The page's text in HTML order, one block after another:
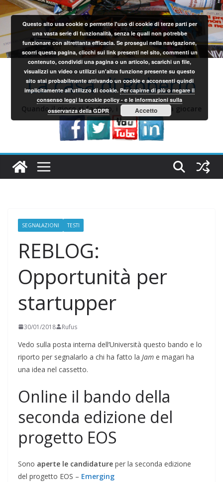
Salta
al
contenuto
La casa di Roberto
Quando il gioco si fa duro, i sardi iniziano a giocare
SEGNALAZIONI TESTI
REBLOG:
Opportunità per
startupper
30/01/2018 Rufus
Vedo sulla posta interna dell’Università questo bando e lo
riporto per segnalarlo a chi ha fatto la Jam e magari ha
una idea nel cassetto.
Online il bando della
seconda edizione del
progetto EOS
Sono aperte le candidature per la seconda edizione
del progetto EOS – Emerging
Questo sito usa cookie o permette l'uso di cookie di terze parti per
una vasta serie di funzionalità, senza le quali non potrebbe
funzionare con altrettanta efficacia. Se prosegui nella navigazione,
scorri questa pagina, clicchi sui link presenti nel sito, commenti un
contenuto, condividi una pagina o un articolo, scarichi un file,
visualizzi un video o utilizzi un'altra funzione presente su questo
sito stai probabilmente attivando un cookie e acconsenti quindi
implicitamente all'utilizzo di cookie.Per capirne di più o negare il
consenso leggi la cookie policy - e le informazioni sulla
osservanza della GDPR
Accetto